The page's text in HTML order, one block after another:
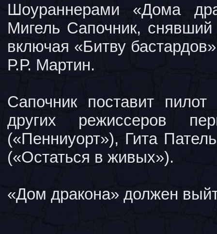
Шоураннерами «Дома
Мигель Сапочник,
включая «Битву
Р.Р. Мартин.
Сапочник поставит
других режиссеров
(«Пенниуорт»), Гита
(«Остаться в живых»).
«Дом дракона» должен